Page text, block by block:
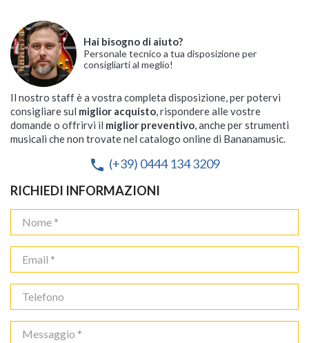
Hai bisogno di aiuto?
Personale tecnico a tua disposizione per
consigliarti al meglio!
Il nostro staff è a vostra completa disposizione, per potervi
consigliare sul miglior acquisto, rispondere alle vostre
domande o offrirvi il miglior preventivo, anche per strumenti
musicali che non trovate nel catalogo online di Bananamusic.
phone (+39) 0444 134 3209
RICHIEDI INFORMAZIONI